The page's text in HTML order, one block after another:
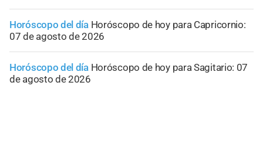
Horóscopo del día Horóscopo de hoy para Capricornio:
07 de agosto de 2026
Horóscopo del día Horóscopo de hoy para Sagitario: 07
de agosto de 2026